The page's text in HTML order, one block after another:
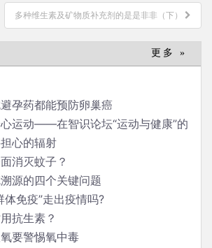
多种维生素及矿物质补充剂的是是非非（下）
更多 »
孕药都能预防卵巢癌
运动——在智识论坛“运动与健康”的
心的辐射
消灭蚊子？
源的四个关键问题
体免疫”走出疫情吗?
抗生素？
要警惕氧中毒